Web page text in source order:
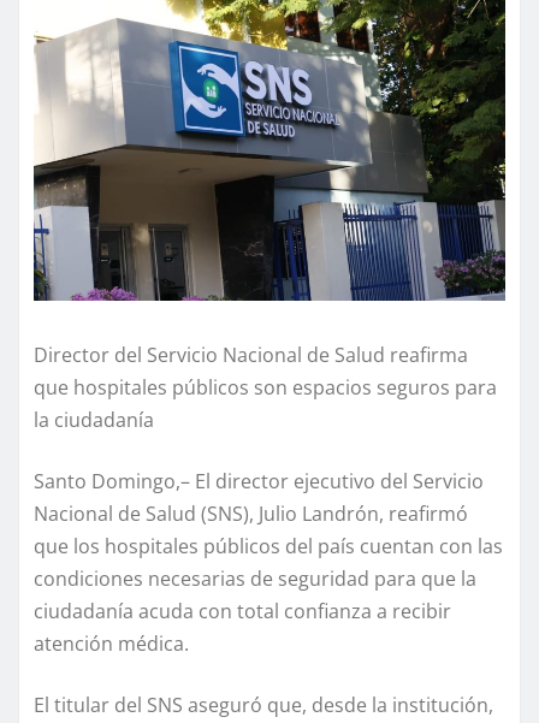
Director del Servicio Nacional de Salud reafirma
que hospitales públicos son espacios seguros para
la ciudadanía
Santo Domingo,– El director ejecutivo del Servicio
Nacional de Salud (SNS), Julio Landrón, reafirmó
que los hospitales públicos del país cuentan con las
condiciones necesarias de seguridad para que la
ciudadanía acuda con total confianza a recibir
atención médica.
El titular del SNS aseguró que, desde la institución,